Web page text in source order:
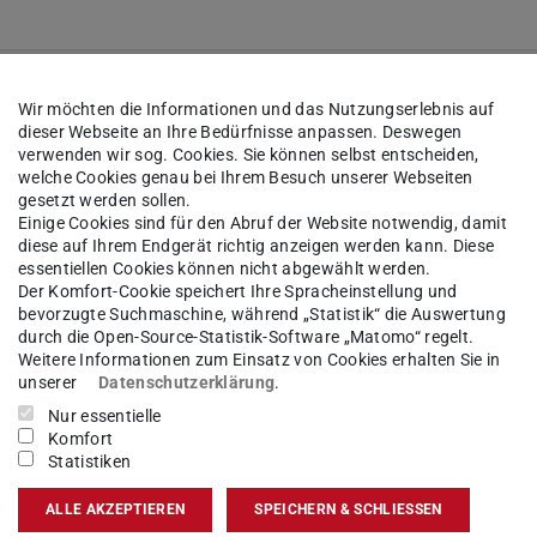
Sommersemester ohne Studiengarantie möglich,
Fachsemester
für Bewerber:innen mit
deutscher
und mit
nicht deutscher
(wird in neuem Tab geöffnet)
und Modulhandbuch(wird in neuem Tab
(wird in neuem Tab geöffnet)
Es gibt jedoch die Möglichkeit einer externen Projektarbeit
das Studium eingebracht werden kann.
mindestens 65 CP und folgende Module
Projects oder ein Advanced Design Projects sowie
in der Industrie
Wir möchten die Informationen und das Nutzungserlebnis auf
dieser Webseite an Ihre Bedürfnisse anpassen. Deswegen
verwenden wir sog. Cookies. Sie können selbst entscheiden,
welche Cookies genau bei Ihrem Besuch unserer Webseiten
gesetzt werden sollen.
Einige Cookies sind für den Abruf der Website notwendig, damit
diese auf Ihrem Endgerät richtig anzeigen werden kann. Diese
essentiellen Cookies können nicht abgewählt werden.
Der Komfort-Cookie speichert Ihre Spracheinstellung und
bevorzugte Suchmaschine, während „Statistik“ die Auswertung
durch die Open-Source-Statistik-Software „Matomo“ regelt.
Weitere Informationen zum Einsatz von Cookies erhalten Sie in
unserer
Datenschutzerklärung.
Nur essentielle
Komfort
Statistiken
ALLE AKZEPTIEREN SPEICHERN & SCHLIESSEN